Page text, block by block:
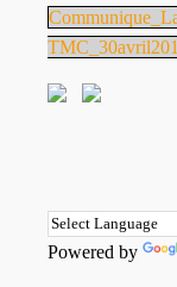
Powered by